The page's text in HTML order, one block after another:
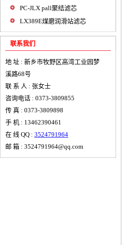
PC-JLX pall聚结滤芯
LX389E煤磨润滑站滤芯
联系我们
地 址 : 新乡市牧野区高湾工业园梦
溪路68号
联 系 人 : 张女士
咨询电话 : 0373-3809855
传 真 : 0373-3809898
手 机 : 13462390461
在 线 QQ : 3524791964
邮 箱 : 3524791964@qq.com